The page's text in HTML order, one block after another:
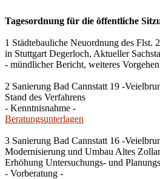
Tagesordnung für die öffentliche
1 Städtebauliche Neuordnung des Flst.
in Stuttgart Degerloch, Aktueller
- mündlicher Bericht, weiteres
2 Sanierung Bad Cannstatt 19 -
Stand des Verfahrens
- Kenntnisnahme -
Beratungsunterlagen
3 Sanierung Bad Cannstatt 16 -
Modernisierung und Umbau Altes
Erhöhung Untersuchungs- und
- Vorberatung -